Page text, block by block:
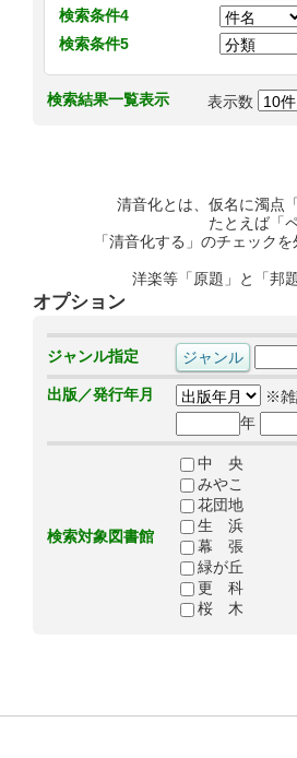
検索条件4
検索条件5
検索結果一覧表示 表示数
清音化とは、仮名に濁点
たとえば「
「清音化する」のチェック
洋楽等「原題」と「邦
オプション
ジャンル指定
出版／発行年月
※雑
年
検索対象図書館
中 央
みやこ
花団地
生 浜
幕 張
緑が丘
更 科
桜 木